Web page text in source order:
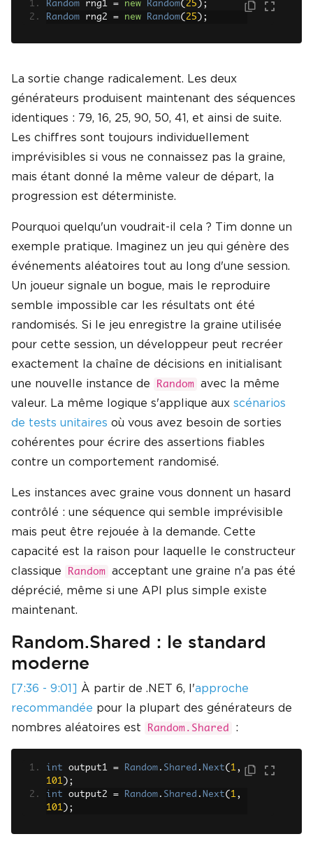
Random rng1 = new Random( 25 );
Random rng2 = new Random( 25 );
La sortie change radicalement. Les deux
générateurs produisent maintenant des séquences
identiques : 79, 16, 25, 90, 50, 41, et ainsi de suite.
Les chiffres sont toujours individuellement
imprévisibles si vous ne connaissez pas la graine,
mais étant donné la même valeur de départ, la
progression est déterministe.
Pourquoi quelqu'un voudrait-il cela ? Tim donne un
exemple pratique. Imaginez un jeu qui génère des
événements aléatoires tout au long d'une session.
Un joueur signale un bogue, mais le reproduire
semble impossible car les résultats ont été
randomisés. Si le jeu enregistre la graine utilisée
pour cette session, un développeur peut recréer
exactement la chaîne de décisions en initialisant
une nouvelle instance de
Random avec la même
valeur. La même logique s'applique aux scénarios
de tests unitaires où vous avez besoin de sorties
cohérentes pour écrire des assertions fiables
contre un comportement randomisé.
Les instances avec graine vous donnent un hasard
contrôlé : une séquence qui semble imprévisible
mais peut être rejouée à la demande. Cette
capacité est la raison pour laquelle le constructeur
classique
Random acceptant une graine n'a pas été
déprécié, même si une API plus simple existe
maintenant.
Random.Shared : le standard
moderne
[7:36 - 9:01] À partir de .NET 6, l'approche
recommandée pour la plupart des générateurs de
nombres aléatoires est
Random.Shared :
int output1 = Random . Shared . Next( 1,
101 );
int output2 = Random . Shared . Next( 1,
101 );